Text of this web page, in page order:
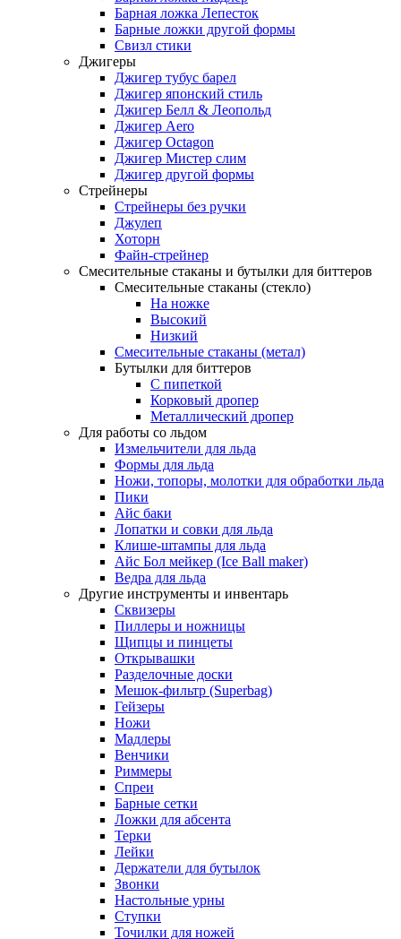
Барная ложка Лепесток
Барные ложки другой формы
Свизл стики
Джигеры
Джигер тубус барел
Джигер японский стиль
Джигер Белл & Леопольд
Джигер Aero
Джигер Octagon
Джигер Мистер слим
Джигер другой формы
Стрейнеры
Стрейнеры без ручки
Джулеп
Хоторн
Файн-стрейнер
Смесительные стаканы и бутылки для биттеров
Смесительные стаканы (стекло)
На ножке
Высокий
Низкий
Смесительные стаканы (метал)
Бутылки для биттеров
С пипеткой
Корковый дропер
Металлический дропер
Для работы со льдом
Измельчители для льда
Формы для льда
Ножи, топоры, молотки для обработки льда
Пики
Айс баки
Лопатки и совки для льда
Клише-штампы для льда
Айс Бол мейкер (Ice Ball maker)
Ведра для льда
Другие инструменты и инвентарь
Сквизеры
Пиллеры и ножницы
Щипцы и пинцеты
Открывашки
Разделочные доски
Мешок-фильтр (Superbag)
Гейзеры
Ножи
Мадлеры
Венчики
Риммеры
Спреи
Барные сетки
Ложки для абсента
Терки
Лейки
Держатели для бутылок
Звонки
Настольные урны
Ступки
Точилки для ножей